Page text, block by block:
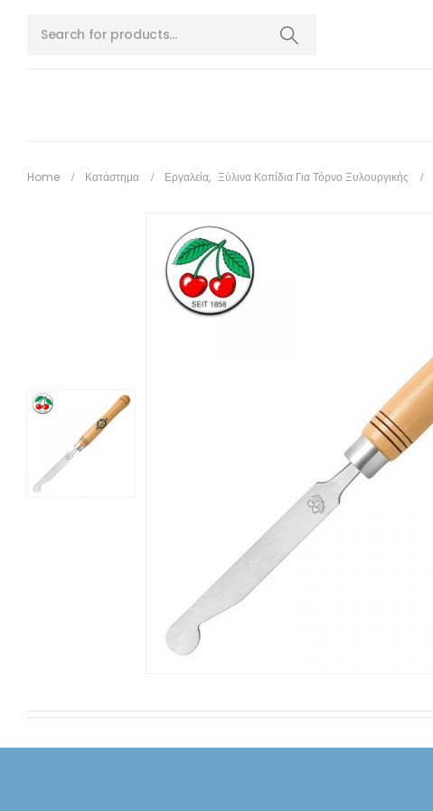
Home Κατάστημα Εργαλεία, Ξύλινα Κοπίδια Για Τόρνο Ξυλουργικής